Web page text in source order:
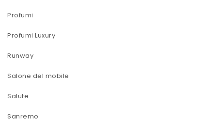
Profumi
Profumi Luxury
Runway
Salone del mobile
Salute
Sanremo